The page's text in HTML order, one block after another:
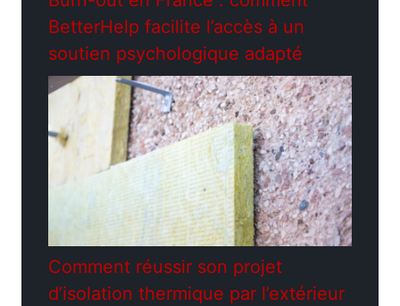
BetterHelp facilite l’accès à un
soutien psychologique adapté
Comment réussir son projet
d’isolation thermique par l’extérieur